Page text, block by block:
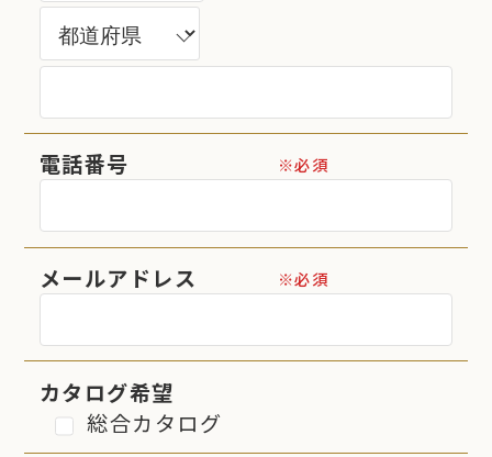
電話番号 ※必須
メールアドレス ※必須
カタログ希望
総合カタログ